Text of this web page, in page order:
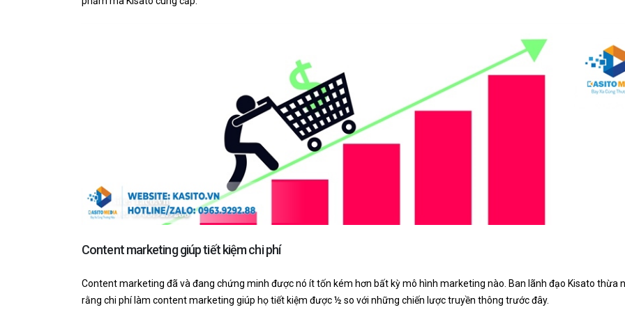
Content marketing giúp tiết kiệm chi phí
Content marketing đã và đang chứng minh được nó ít tốn kém hơn bất kỳ mô hình marketing nào. Ban lãnh đạo Kisato thừa
rằng chi phí làm content marketing giúp họ tiết kiệm được ½ so với những chiến lược truyền thông trước đây.